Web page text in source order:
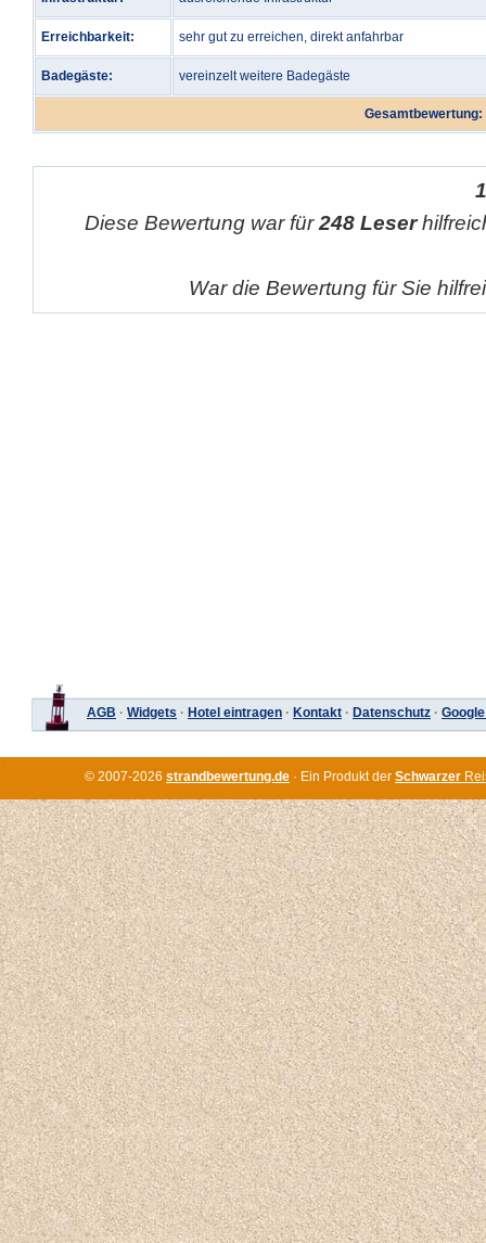
Erreichbarkeit: sehr gut zu erreichen, direkt anfahrbar
Badegäste: vereinzelt weitere Badegäste
Gesamtbewertung:
Diese Bewertung war für248 Leser
War die Bewertung für Sie
AGB · Widgets · Hotel eintragen · Kontakt · Datenschutz ·
© 2007-2026 strandbewertung.de · Ein Produkt der Schwarzer